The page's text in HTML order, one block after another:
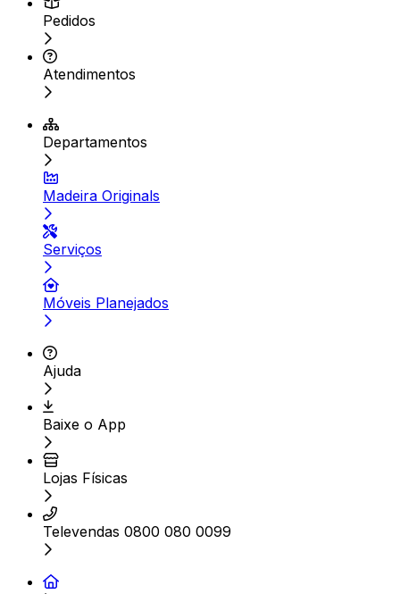
Pedidos
Atendimentos
Departamentos
Madeira Originals
Serviços
Móveis Planejados
Ajuda
Baixe o App
Lojas Físicas
Televendas 0800 080 0099